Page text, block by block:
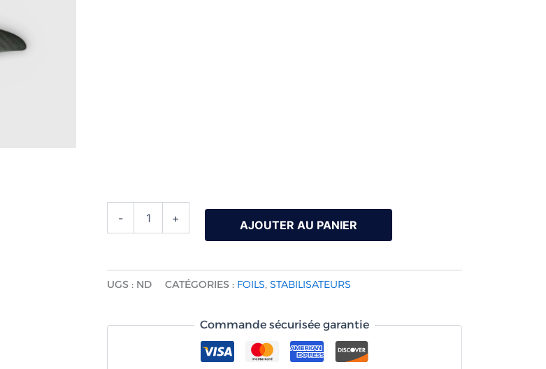
- +
AJOUTER AU PANIER
UGS : ND CATÉGORIES : FOILS,STABILISATEURS
Commande sécurisée garantie